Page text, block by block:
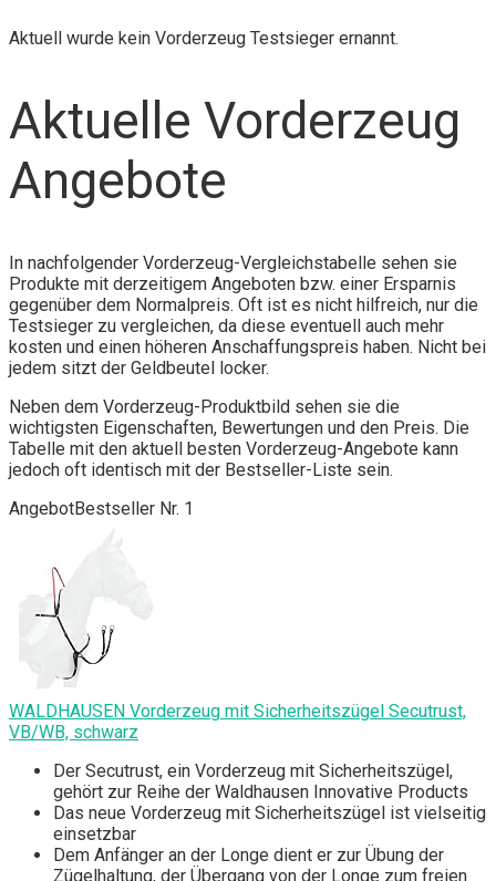
Aktuell wurde kein Vorderzeug Testsieger ernannt.
Aktuelle Vorderzeug
Angebote
In nachfolgender Vorderzeug-Vergleichstabelle sehen sie
Produkte mit derzeitigem Angeboten bzw. einer Ersparnis
gegenüber dem Normalpreis. Oft ist es nicht hilfreich, nur die
Testsieger zu vergleichen, da diese eventuell auch mehr
kosten und einen höheren Anschaffungspreis haben. Nicht bei
jedem sitzt der Geldbeutel locker.
Neben dem Vorderzeug-Produktbild sehen sie die
wichtigsten Eigenschaften, Bewertungen und den Preis. Die
Tabelle mit den aktuell besten Vorderzeug-Angebote kann
jedoch oft identisch mit der Bestseller-Liste sein.
AngebotBestseller Nr. 1
WALDHAUSEN Vorderzeug mit Sicherheitszügel Secutrust,
VB/WB, schwarz
Der Secutrust, ein Vorderzeug mit Sicherheitszügel,
gehört zur Reihe der Waldhausen Innovative Products
Das neue Vorderzeug mit Sicherheitszügel ist vielseitig
einsetzbar
Dem Anfänger an der Longe dient er zur Übung der
Zügelhaltung, der Übergang von der Longe zum freien